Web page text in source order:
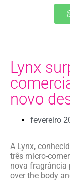
Lynx
novo
fevereiro
A Lynx,
três micro-
nova fragrância
over the body